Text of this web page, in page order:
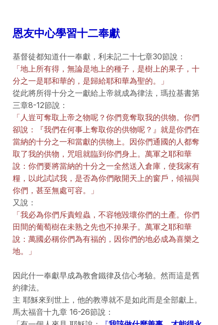
恩友中心學習十二奉獻
基督徒都知道什一奉獻，利未記二十七章30節說：
「地上所有得，無論是地上的種子，是樹上的果子，十
分之一是耶和華的，是歸給耶和華為聖的。」
從此將所得十分之一獻給上帝就成為律法，瑪拉基書第
三章8-12節說：
「人豈可奪取上帝之物呢？你們竟奪取我的供物。你們
卻說：『我們在何事上奪取你的供物呢？』就是你們在
當納的十分之一和當獻的供物上。因你們通國的人都奪
取了我的供物，咒咀就臨到你們身上。萬軍之耶和華
說：你們要將當納的十分之一全然送入倉庫，使我家有
糧，以此試試我，是否為你們敞開天上的窗戶，傾福與
你們，甚至無處可容。」
又說：
「我必為你們斥責蝗蟲，不容牠毀壞你們的土產。你們
田間的葡萄樹在未熟之先也不掉果子。萬軍之耶和華
說：萬國必稱你們為有福的，因你們的地必成為喜樂之
地。」
因此什一奉獻早成為教會鐵律及信心考驗。然而這是舊
約律法。
主 耶穌來到世上，他的教導就不是如此而是全部獻上。
馬太福音十九章 16-26節說：